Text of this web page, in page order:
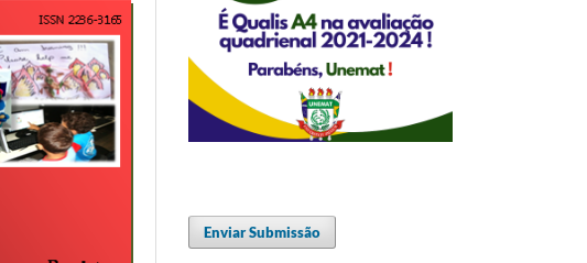
Enviar Submissão